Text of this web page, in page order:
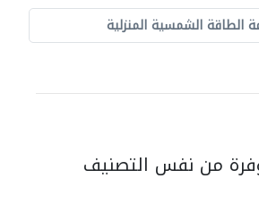
الطاقة الشمسية المنزلية
من نفس التصنيف